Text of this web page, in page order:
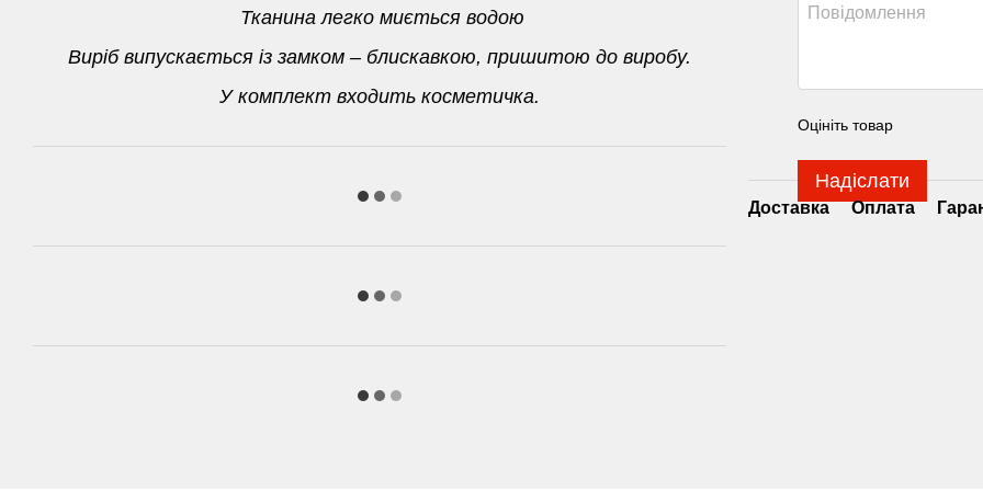
Тканина легко миється водою
Виріб випускається із замком – блискавкою, пришитою до виробу.
У комплект входить косметичка.
Оцініть товар
Надіслати
Доставка Оплата